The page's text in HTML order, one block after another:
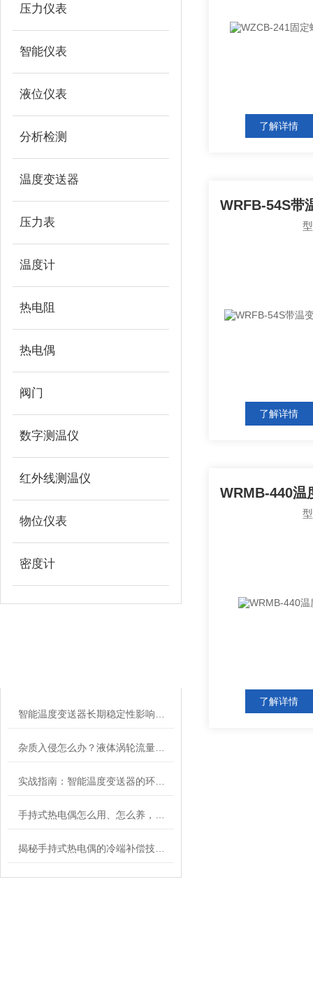
压力仪表
智能仪表
液位仪表
分析检测
温度变送器
压力表
温度计
热电阻
热电偶
阀门
数字测温仪
红外线测温仪
物位仪表
密度计
了解详情
了解详情
了解详情